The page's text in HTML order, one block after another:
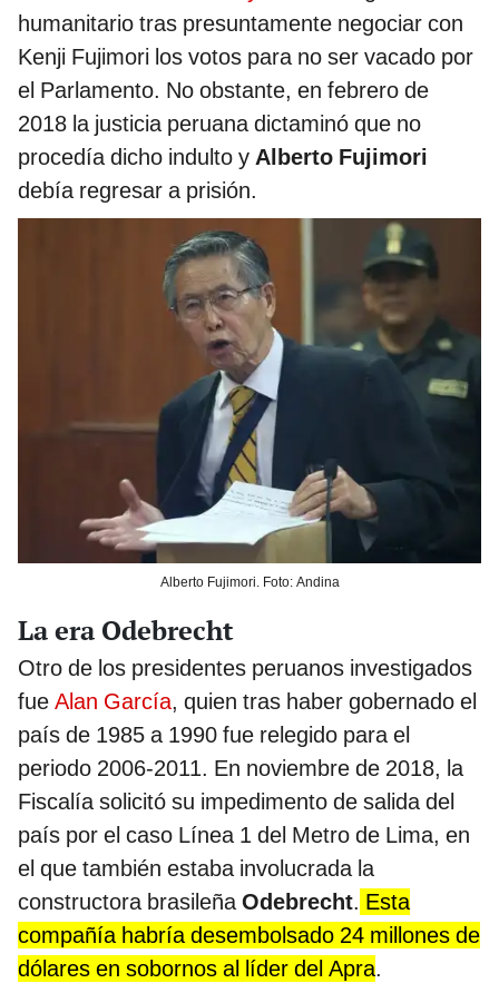
humanitario tras presuntamente negociar con
Kenji Fujimori los votos para no ser vacado por
el Parlamento. No obstante, en febrero de
2018 la justicia peruana dictaminó que no
procedía dicho indulto y Alberto Fujimori
debía regresar a prisión.
Alberto Fujimori. Foto: Andina
La era Odebrecht
Otro de los presidentes peruanos investigados
fue Alan García, quien tras haber gobernado el
país de 1985 a 1990 fue relegido para el
periodo 2006-2011. En noviembre de 2018, la
Fiscalía solicitó su impedimento de salida del
país por el caso Línea 1 del Metro de Lima, en
el que también estaba involucrada la
constructora brasileña Odebrecht. Esta
compañía habría desembolsado 24 millones de
dólares en sobornos al líder del Apra.